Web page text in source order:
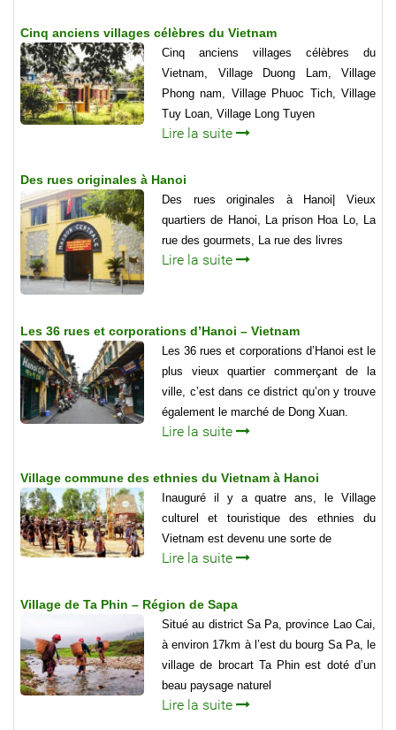
Cinq anciens villages célèbres du Vietnam
Cinq anciens villages célèbres du
Vietnam, Village Duong Lam, Village
Phong nam, Village Phuoc Tich, Village
Tuy Loan, Village Long Tuyen
Lire la suite
Des rues originales à Hanoi
Des rues originales à Hanoi| Vieux
quartiers de Hanoi, La prison Hoa Lo, La
rue des gourmets, La rue des livres
Lire la suite
Les 36 rues et corporations d’Hanoi – Vietnam
Les 36 rues et corporations d’Hanoi est le
plus vieux quartier commerçant de la
ville, c’est dans ce district qu’on y trouve
également le marché de Dong Xuan.
Lire la suite
Village commune des ethnies du Vietnam à Hanoi
Inauguré il y a quatre ans, le Village
culturel et touristique des ethnies du
Vietnam est devenu une sorte de
Lire la suite
Village de Ta Phin – Région de Sapa
Situé au district Sa Pa, province Lao Cai,
à environ 17km à l’est du bourg Sa Pa, le
village de brocart Ta Phin est doté d’un
beau paysage naturel
Lire la suite